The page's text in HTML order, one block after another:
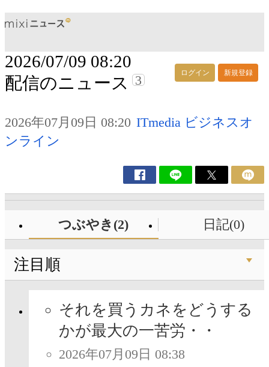
ログイン 新規登録
2026/07/09 08:20
配信のニュース
3
2026年07月09日 08:20 ITmedia ビジネスオ
ンライン
つぶやき(2) 日記(0)
注目順
それを買うカネをどうする
かが最大の一苦労・・
2026年07月09日 08:38